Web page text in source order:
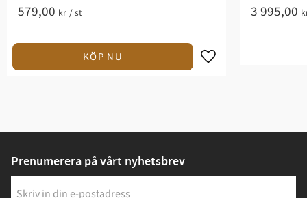
579,00 kr /st 3 995,00
Prenumerera på vårt nyhetsbrev